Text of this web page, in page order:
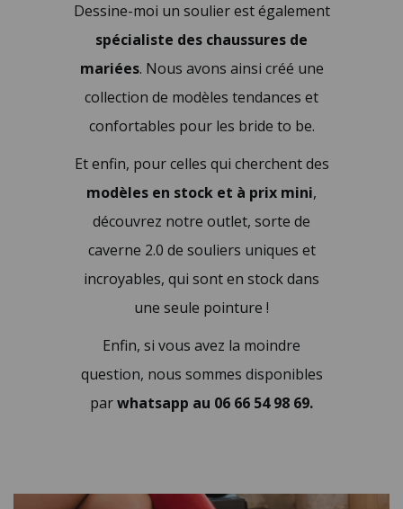
Dessine-moi un soulier est également
spécialiste des chaussures de
mariées. Nous avons ainsi créé une
collection de modèles tendances et
confortables pour les bride to be.
Et enfin, pour celles qui cherchent des
modèles en stock et à prix mini,
découvrez notre outlet, sorte de
caverne 2.0 de souliers uniques et
incroyables, qui sont en stock dans
une seule pointure !
Enfin, si vous avez la moindre
question, nous sommes disponibles
parwhatsapp au 06 66 54 98 69.